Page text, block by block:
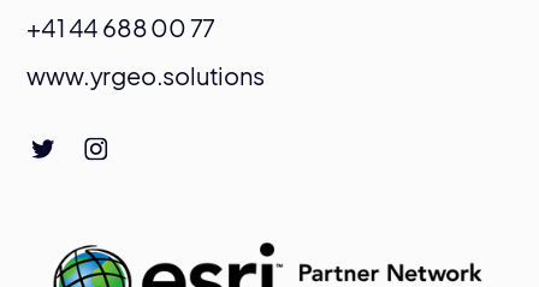
+41 44 688 00 77
www.yrgeo.solutions